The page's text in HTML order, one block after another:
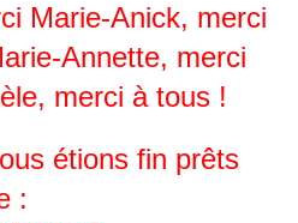
Marie-Anick, merci
Annette, merci
merci à tous !
étions fin prêts
: